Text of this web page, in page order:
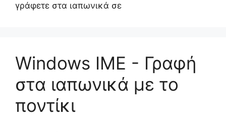
γράφετε στα ιαπωνικά σε
Windows IME - Γραφή
στα ιαπωνικά με το
ποντίκι